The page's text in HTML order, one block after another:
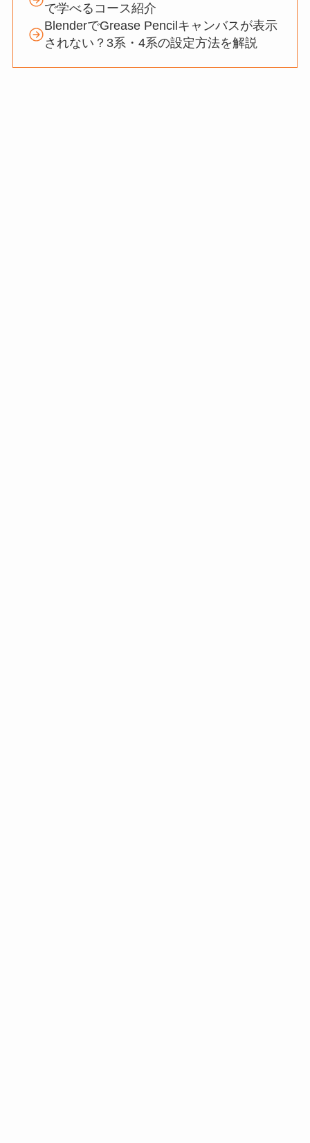
で学べるコース紹介
BlenderでGrease Pencilキャンバスが表示
されない？3系・4系の設定方法を解説